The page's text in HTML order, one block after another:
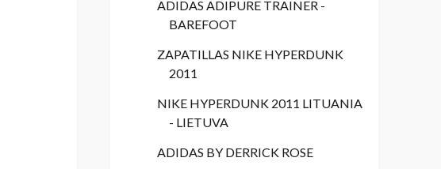
ADIDAS ADIPURE TRAINER -
BAREFOOT
ZAPATILLAS NIKE HYPERDUNK
2011
NIKE HYPERDUNK 2011 LITUANIA
- LIETUVA
ADIDAS BY DERRICK ROSE